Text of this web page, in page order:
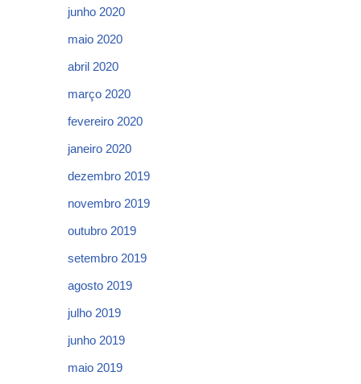
junho 2020
maio 2020
abril 2020
março 2020
fevereiro 2020
janeiro 2020
dezembro 2019
novembro 2019
outubro 2019
setembro 2019
agosto 2019
julho 2019
junho 2019
maio 2019